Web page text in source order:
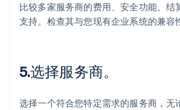
比较多家服务商的费用、安全功能、结
支持。检查其与您现有企业系统的兼容
5.选择服务商。
选择一个符合您特定需求的服务商，无